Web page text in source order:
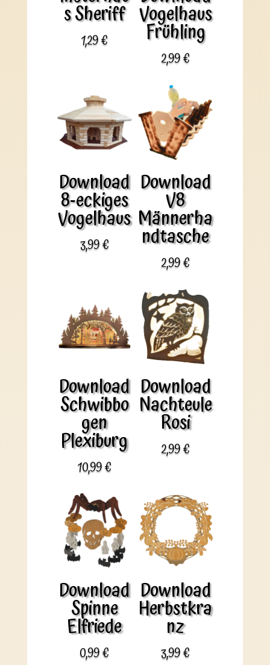
s Sheriff
1,29€
Vogelhaus
Frühling
2,99€
Download
8-eckiges
Vogelhaus
3,99€
Download
V8
Männerha
ndtasche
2,99€
Download
Schwibbo
gen
Plexiburg
10,99€
Download
Nachteule
Rosi
2,99€
Download
Spinne
Elfriede
0,99€
Download
Herbstkra
nz
3,99€